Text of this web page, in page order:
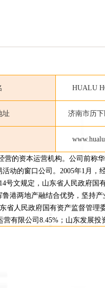
HUALU
址 济南市历下
的资本运营机构。公司前称
动的窗口公司。2005年1月
号文规定，山东省人民政府
港两地产融结合优势，坚持产
人民政府国有资产监督管理
有限公司8.45%；山东发展投